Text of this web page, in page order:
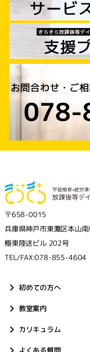
〒658-0015
兵庫県神戸市東灘区本山
極東陸送ビル 202号
TEL/FAX:078-855-4604
初めての方へ
教室案内
カリキュラム
よくある質問